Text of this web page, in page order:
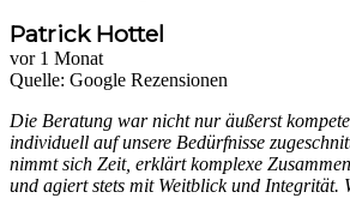
Patrick Hottel
vor 1 Monat
Quelle: Google Rezensionen
Die Beratung war nicht nur äußerst
individuell auf unsere Bedürfnisse
nimmt sich Zeit, erklärt komplexe
und agiert stets mit Weitblick und Integrität.